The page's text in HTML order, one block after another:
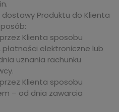
Produktu do Klienta
Klienta sposobu
elektroniczne lub
uznania rachunku
Klienta sposobu
– od dnia zawarcia